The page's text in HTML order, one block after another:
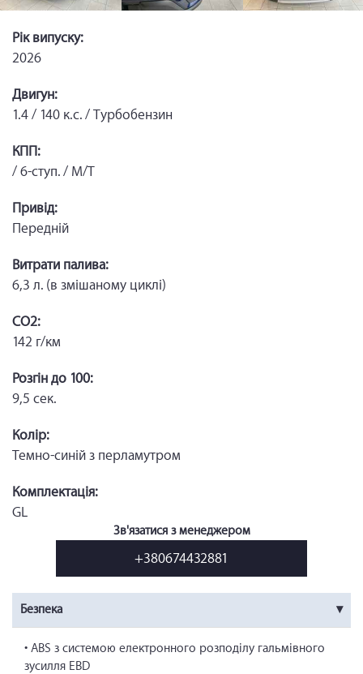
Рік випуску:
2026
Двигун:
1.4 / 140 к.с. / Турбобензин
КПП:
/ 6-ступ. / М/Т
Привід:
Передній
Витрати палива:
6,3 л. (в змішаному циклі)
CO2:
142 г/км
Розгін до 100:
9,5 сек.
Колір:
Темно-синій з перламутром
Комплектація:
GL
Зв'язатися з менеджером
+380674432881
Безпека
• ABS з системою електронного розподілу гальмівного
зусилля EBD